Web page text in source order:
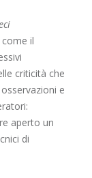
il
criticità che
e
aperto un
di